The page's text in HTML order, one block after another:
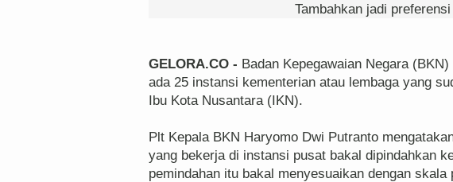
Tambahkan jadi preferensi
GELORA.CO - Badan Kepegawaian Negara
ada 25 instansi kementerian atau lembaga yang
Ibu Kota Nusantara (IKN).
Plt Kepala BKN Haryomo Dwi Putranto
yang bekerja di instansi pusat bakal dipindahkan
pemindahan itu bakal menyesuaikan dengan